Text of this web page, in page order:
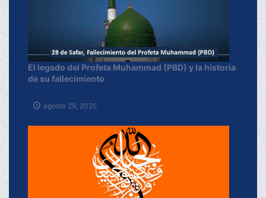
El legado del Profeta Muhammad (PBD) y la historia
de su fallecimiento
agosto 29, 2025